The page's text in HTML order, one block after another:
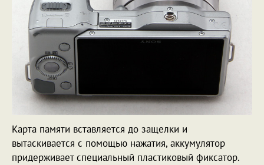
Карта памяти вставляется до защелки и
вытаскивается с помощью нажатия, аккумулятор
придерживает специальный пластиковый фиксатор.